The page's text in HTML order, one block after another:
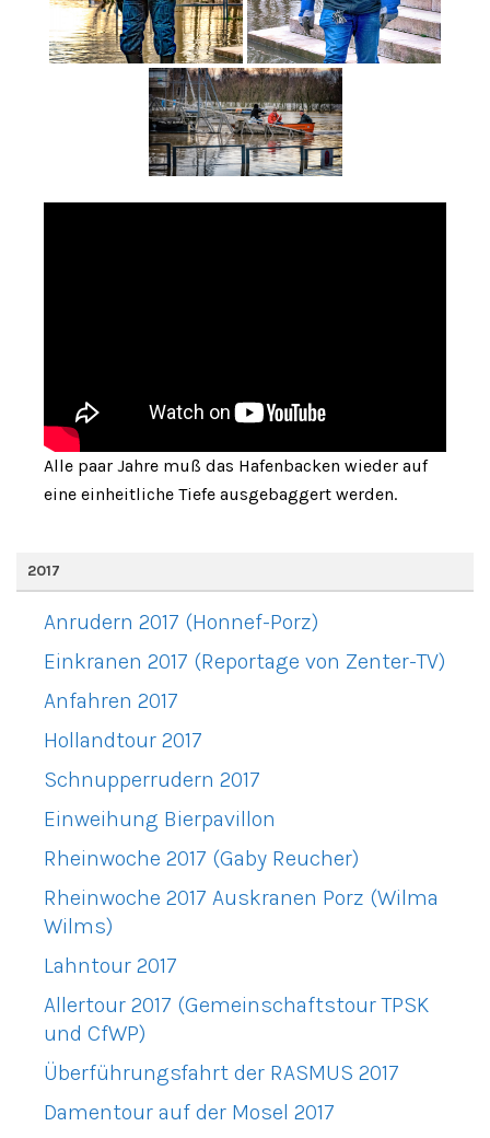
Alle paar Jahre muß das Hafenbacken wieder auf
eine einheitliche Tiefe ausgebaggert werden.
2017
Anrudern 2017 (Honnef-Porz)
Einkranen 2017 (Reportage von Zenter-TV)
Anfahren 2017
Hollandtour 2017
Schnupperrudern 2017
Einweihung Bierpavillon
Rheinwoche 2017 (Gaby Reucher)
Rheinwoche 2017 Auskranen Porz (Wilma
Wilms)
Lahntour 2017
Allertour 2017 (Gemeinschaftstour TPSK
und CfWP)
Überführungsfahrt der RASMUS 2017
Damentour auf der Mosel 2017